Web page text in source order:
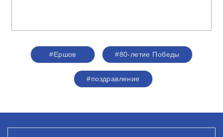
#Ершов #80-летие Победы
#поздравление